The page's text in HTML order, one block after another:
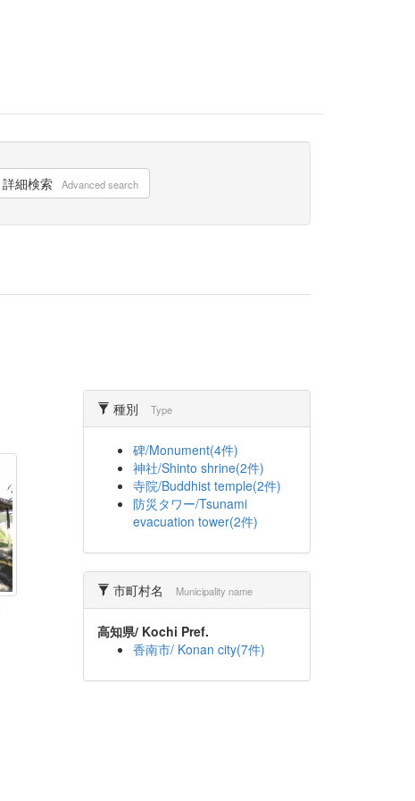
詳細検索 Advanced search
種別 Type
碑/Monument(4件)
神社/Shinto shrine(2件)
寺院/Buddhist temple(2件)
防災タワー/Tsunami
evacuation tower(2件)
市町村名 Municipality name
高知県/ Kochi Pref.
香南市/ Konan city(7件)